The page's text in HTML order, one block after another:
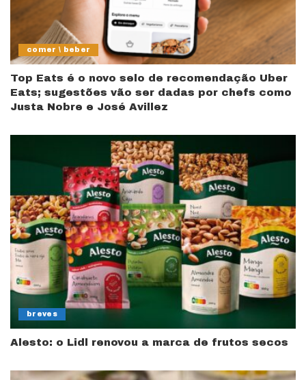
comer \ beber
Top Eats é o novo selo de recomendação Uber
Eats; sugestões vão ser dadas por chefs como
Justa Nobre e José Avillez
breves
Alesto: o Lidl renovou a marca de frutos secos